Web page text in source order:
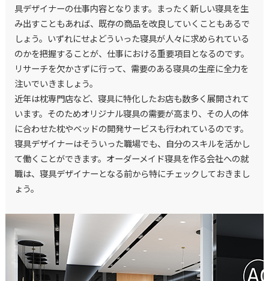
具デザイナーの仕事内容となります。まったく新しい寝具を生
み出すこともあれば、既存の商品を改良していくこともあるで
しょう。いずれにせよどういった寝具が人々に求められている
のかを把握することが、仕事における重要項目となるのです。
リサーチを欠かさずに行って、需要のある寝具の生産に全力を
注いでいきましょう。
近年は枕専門店など、寝具に特化したお店も数多く展開されて
います。そのためオリジナル寝具の需要が高まり、その人の体
に合わせた枕やベッドの開発サービスも行われているのです。
寝具デザイナーはそういった職場でも、自分のスキルを活かし
て働くことができます。オーダーメイド寝具を作る会社への就
職は、寝具デザイナーとなる前から特にチェックしておきまし
ょう。